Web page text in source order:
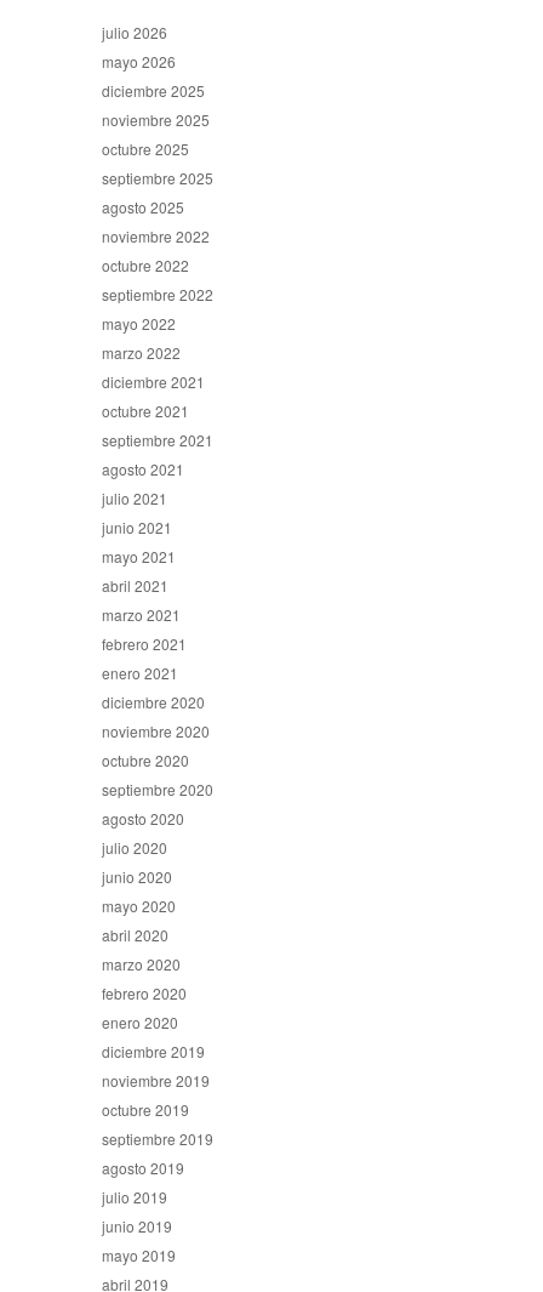
julio 2026
mayo 2026
diciembre 2025
noviembre 2025
octubre 2025
septiembre 2025
agosto 2025
noviembre 2022
octubre 2022
septiembre 2022
mayo 2022
marzo 2022
diciembre 2021
octubre 2021
septiembre 2021
agosto 2021
julio 2021
junio 2021
mayo 2021
abril 2021
marzo 2021
febrero 2021
enero 2021
diciembre 2020
noviembre 2020
octubre 2020
septiembre 2020
agosto 2020
julio 2020
junio 2020
mayo 2020
abril 2020
marzo 2020
febrero 2020
enero 2020
diciembre 2019
noviembre 2019
octubre 2019
septiembre 2019
agosto 2019
julio 2019
junio 2019
mayo 2019
abril 2019